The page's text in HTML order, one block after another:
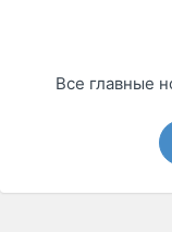
Все главные